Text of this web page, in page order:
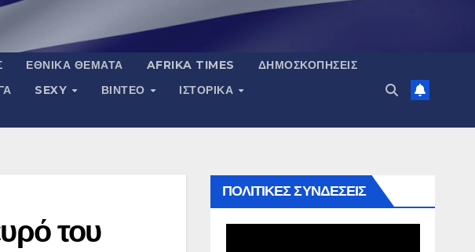
ΕΘΝΙΚΆ ΘΈΜΑΤΑ AFRIKA TIMES
ΔΗΜΟΣΚΟΠΉΣΕΙΣ
SEXY ΒΙΝΤΕΟ
ΙΣΤΟΡΙΚΆ
του
ΠΟΛΙΤΙΚΕΣ ΣΥΝΔΕΣΕΙΣ